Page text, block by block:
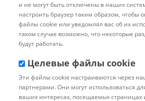
и не могут быть отключены в наших
настроить браузер таким образом, чтобы
файлы cookie или уведомлял вас об их
таком случае возможно, что некоторые
будут работать.
Целевые файлы cookie
Эти файлы cookie настраиваются через
партнерами. Они могут использоваться
ваших интересах, посещаемых страницах